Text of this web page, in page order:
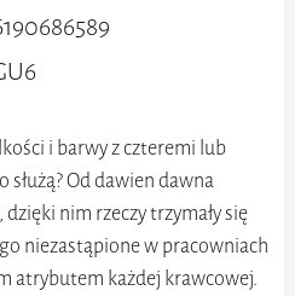
i barwy z czteremi lub
Od dawien dawna
dzięki nim rzeczy trzymały się
niezastąpione w pracowniach
atrybutem każdej krawcowej.